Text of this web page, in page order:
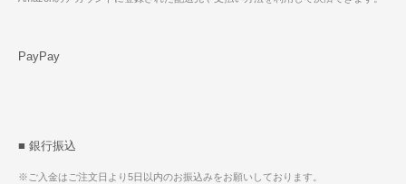
PayPay
■ 銀行振込
※ご入金はご注文日より5日以内のお振込みをお願いしております。